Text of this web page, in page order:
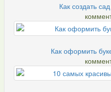
Как создать
Как оформить